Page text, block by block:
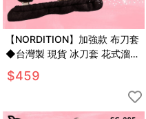
【NORDITION】加強款 布刀套
◆台灣製 現貨 冰刀套 花式溜冰
曲棍球 吸水 鞋套 保護套 冰球
另Bauer
$459